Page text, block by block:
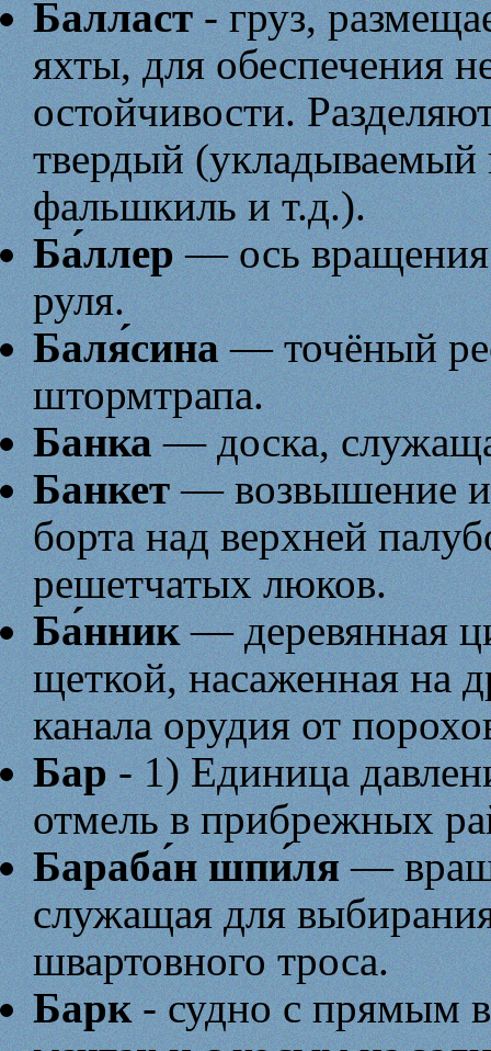
Балласт- груз,
яхты, для обеспечения
остойчивости.
твердый (укладываемый
фальшкиль и т.д.).
Ба́ллер— ось вращения
руля.
Баля́сина— точёный
штормтрапа.
Банка— доска,
Банкет— возвышение
борта над верхней
решетчатых люков.
Ба́нник— деревянная
щеткой, насаженная на
канала орудия от
Бар- 1) Единица
отмель в прибрежных
Бараба́н шпи́ля—
служащая для
швартовного троса.
Барк- судно с прямым